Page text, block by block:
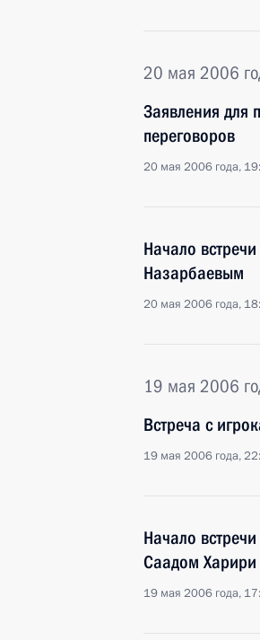
20 мая 2006
Заявления для
переговоров
20 мая 2006 года,
Начало
Назарбаевым
20 мая 2006 года,
19 мая 2006
Встреча с
19 мая 2006 года,
Начало
Саадом Харири
19 мая 2006 года,